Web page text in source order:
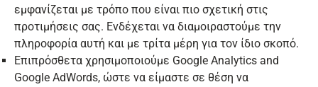
εμφανίζεται με τρόπο που είναι πιο σχετική στις
προτιμήσεις σας. Ενδέχεται να διαμοιραστούμε την
πληροφορία αυτή και με τρίτα μέρη για τον ίδιο σκοπό.
Επιπρόσθετα χρησιμοποιούμε Google Analytics and
Google AdWords, ώστε να είμαστε σε θέση να